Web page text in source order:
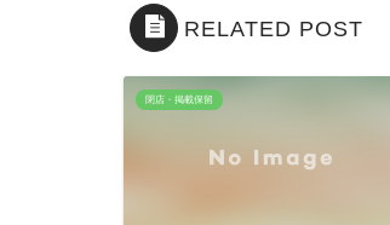
RELATED POST
閉店・掲載保留